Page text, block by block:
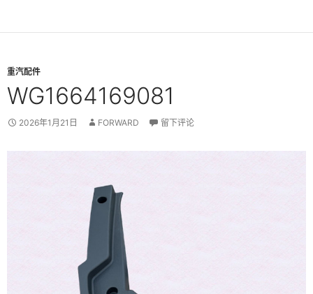
重汽配件
WG1664169081
2026年1月21日 FORWARD 留下评论